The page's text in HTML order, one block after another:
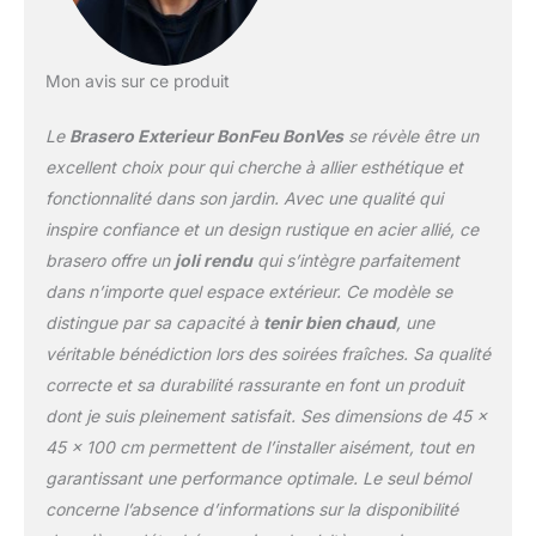
CHALEUR, diffusant ainsi
GRILLE AMOVIBLE,
facilement placée au-
dessus du brasero. Cela
vous permet de griller de
délicieux plats, comme
de la viande ou du
poisson, pour vos
invités. Après avoir fini
de cuisiner, la grille peut
être retirée pour profiter
d’un FEU DE CHEMINÉE
AMBIANT. EXTENSIBLE
AVEC UNE
Pour encore plus
d'options de cuisson, le
Mon avis sur ce produit
Le Brasero Exterieur BonFeu BonVesse révèle être un
excellent choix pour qui cherche à allier esthétique et
fonctionnalité dans son jardin. Avec une qualité qui
inspire confiance et un design rustique en acier allié, ce
brasero offre un joli renduqui s’intègre parfaitement
dans n’importe quel espace extérieur. Ce modèle se
distingue par sa capacité à tenir bien chaud, une
véritable bénédiction lors des soirées fraîches. Sa qualité
correcte et sa durabilité rassurante en font un produit
dont je suis pleinement satisfait. Ses dimensions de 45 x
45 x 100 cm permettent de l’installer aisément, tout en
garantissant une performance optimale. Le seul bémol
concerne l’absence d’informations sur la disponibilité